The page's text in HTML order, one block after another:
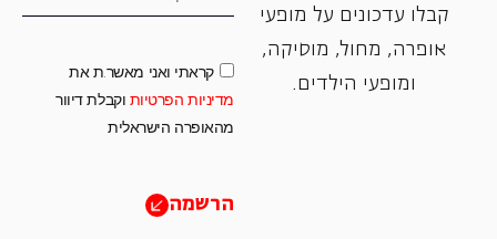
קבלו עדכונים על מופעי
אופרה, ‏מחול, ‏מוסיקה,
ומופעי הילדים.
קראתי ואני מאשר.ת את
מדיניות הפרטיות וקבלת דיוור
מהאופרה הישראלית
הרשמה